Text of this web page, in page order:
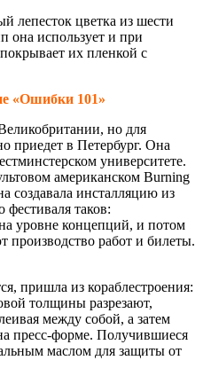
лепесток цветка из шести
она использует и при
их пленкой с
«Ошибки 101»
но для
приедет в Петербург. Она
университете.
американском Burning
создавала инсталляцию из
фестиваля таков:
уровне концепций, и потом
производство работ и билеты.
пришла из кораблестроения:
толщины разрезают,
между собой, а затем
пресс-форме. Получившиеся
маслом для защиты от